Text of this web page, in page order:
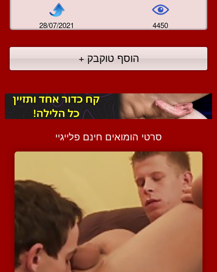
28/07/2021 4450
הוסף טוקבק +
סרטי הומואים חינם פלייגיי